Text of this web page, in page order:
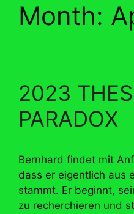
Month:
2023
PARADOX
Bernhard findet mit
dass er eigentlich aus
stammt. Er beginnt,
zu recherchieren und